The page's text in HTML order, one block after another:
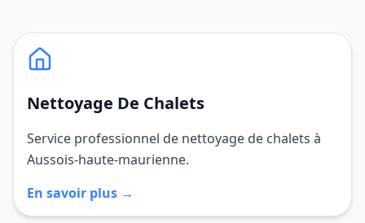
Nettoyage De Chalets
Service professionnel de nettoyage de chalets à
Aussois-haute-maurienne.
En savoir plus →